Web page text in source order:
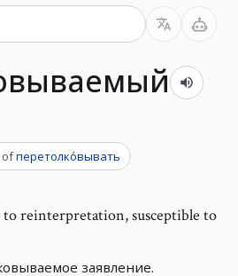
ofперетолко́вывать
to reinterpretation, susceptible to
заявление.